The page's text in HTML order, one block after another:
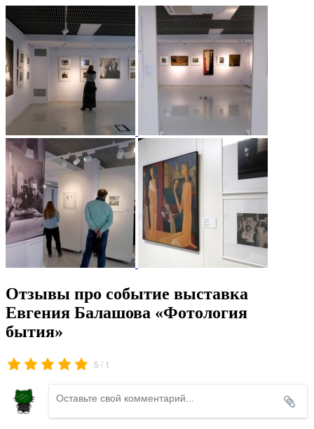
Отзывы про событие выставка
Евгения Балашова «Фотология
бытия»
5 / 1